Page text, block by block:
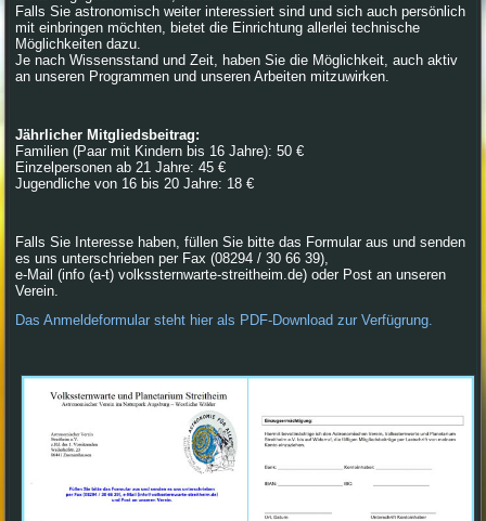
Falls Sie astronomisch weiter interessiert sind und sich auch persönlich
mit einbringen möchten, bietet die Einrichtung allerlei technische
Möglichkeiten dazu.
Je nach Wissensstand und Zeit, haben Sie die Möglichkeit, auch aktiv
an unseren Programmen und unseren Arbeiten mitzuwirken.
Jährlicher Mitgliedsbeitrag:
Familien (Paar mit Kindern bis 16 Jahre): 50 €
Einzelpersonen ab 21 Jahre: 45 €
Jugendliche von 16 bis 20 Jahre: 18 €
Falls Sie Interesse haben, füllen Sie bitte das Formular aus und senden
es uns unterschrieben per Fax (08294 / 30 66 39),
e-Mail (info (a-t) volkssternwarte-streitheim.de) oder Post an unseren
Verein.
Das Anmeldeformular steht hier als PDF-Download zur Verfügrung.